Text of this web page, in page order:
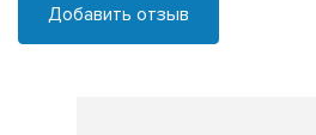
Добавить отзыв